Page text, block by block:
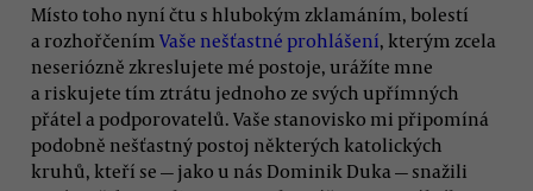
Místo toho nyní čtu s hlubokým zklamáním, bolestí
a rozhořčením Vaše nešťastné prohlášení, kterým zcela
neseriózně zkreslujete mé postoje, urážíte mne
a riskujete tím ztrátu jednoho ze svých upřímných
přátel a podporovatelů. Vaše stanovisko mi připomíná
podobně nešťastný postoj některých katolických
kruhů, kteří se — jako u nás Dominik Duka — snažili